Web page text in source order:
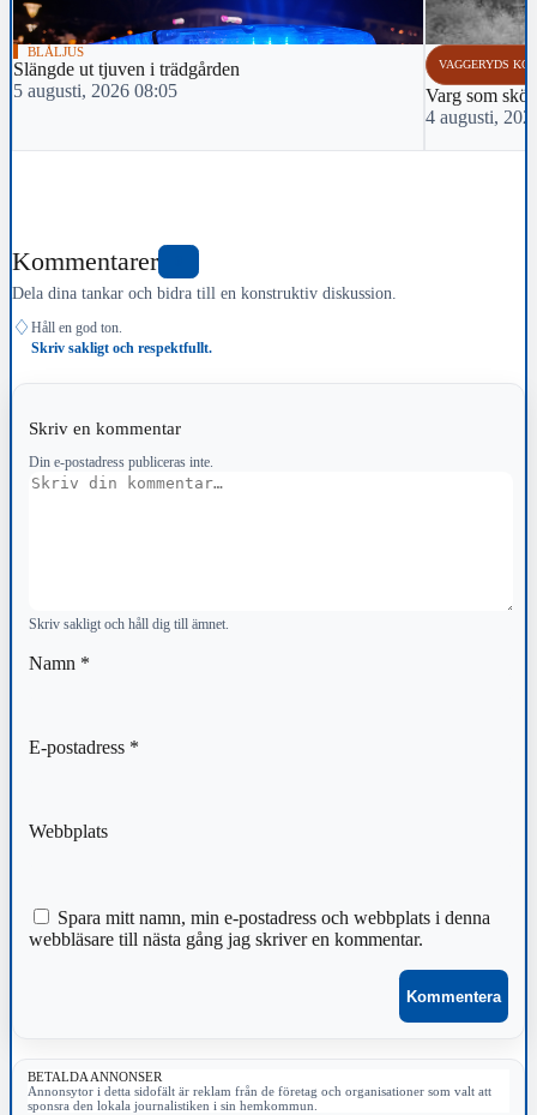
BLÅLJUS
Slängde ut tjuven i trädgården
5 augusti, 2026 08:05
VAGGERYDS
Varg som
4 augusti,
Kommentarer
Dela dina tankar och bidra till en konstruktiv diskussion.
♢ Håll en god ton.
Skriv sakligt och respektfullt.
Skriv en kommentar
Din e-postadress publiceras inte.
Kommentar
Skriv sakligt och håll dig till ämnet.
Namn *
E-postadress *
Webbplats
Spara mitt namn, min e-postadress och webbplats i denna
webbläsare till nästa gång jag skriver en kommentar.
BETALDA ANNONSER
Annonsytor i detta sidofält är reklam från de företag och organisationer som valt att
sponsra den lokala journalistiken i sin hemkommun.